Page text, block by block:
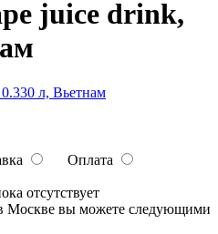
juice drink,
Оплата
отсутствует
Москве вы можете следующими